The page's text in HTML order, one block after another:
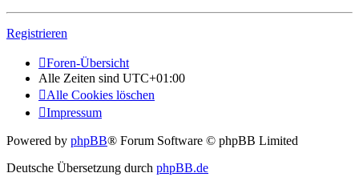
Registrieren
Foren-Übersicht
Alle Zeiten sind UTC+01:00
Alle Cookies löschen
Impressum
Powered by phpBB® Forum Software © phpBB Limited
Deutsche Übersetzung durch phpBB.de